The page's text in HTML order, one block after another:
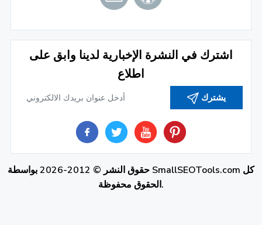
اشترك في النشرة الإخبارية لدينا وابق على
اطلاع
يشترك
SmallSEOTools.com
الحقوق محفوظة.